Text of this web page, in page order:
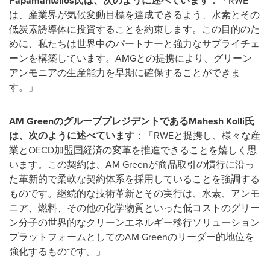
は、産業界が気候変動目標を達成できるよう、水素とその
低炭素誘導体に投資することを約束します。この目的のた
めに、私たちは世界中のパートナーと強力なサプライチェ
ーンを構築しています。AMGとの提携により、グリーン
アンモニアの生産能力を早期に確保することができま
す。」
AM GreenのグループプレジデントであるMahesh Kolli氏
は、次のように述べています ：「RWEと提携し、様々な産
業とOECD加盟国経済の変革を推進できることを嬉しく思
います。この契約は、AM Greenが商品取引の慣行に沿っ
た革新的で柔軟な契約体系を採用していることを強調する
ものです。継続的な技術革新とその実行は、水素、アンモ
ニア、燃料、その他の化学物質といった低コストのグリー
ン分子の世界的なクリーンエネルギー移行ソリューション
プラットフォームとしてのAM Greenのリーダー的地位を
強化するものです。」